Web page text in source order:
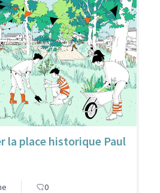
la place historique Paul
0